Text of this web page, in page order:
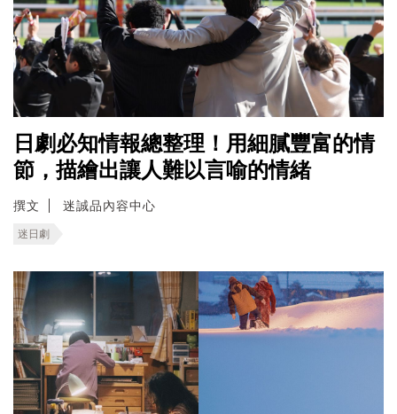
日劇必知情報總整理！用細膩豐富的情
節，描繪出讓人難以言喻的情緒
撰文 迷誠品內容中心
迷日劇